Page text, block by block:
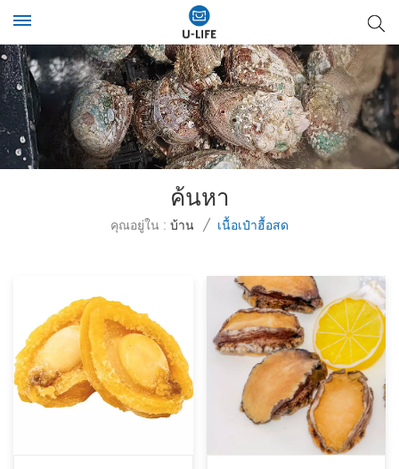
ค้นหา
คุณอยู่ใน : บ้าน / เนื้อเป๋าฮื้อสด